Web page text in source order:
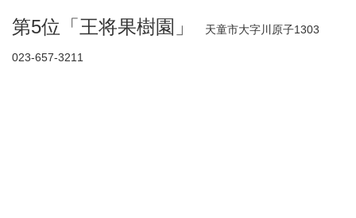
第5位「王将果樹園」 天童市大字川原子1303
023-657-3211